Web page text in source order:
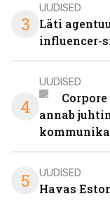
3
UUDISED
Läti
influencer-
4
UUDISED
annab
5 UUDISED
Havas